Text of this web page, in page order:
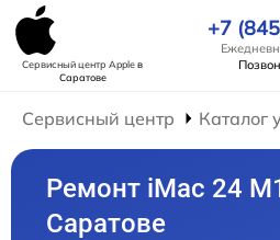
Сервисный центр Appleв
Саратове
+7
Сервисный центр Каталог
Ремонт iMac 24
Саратове